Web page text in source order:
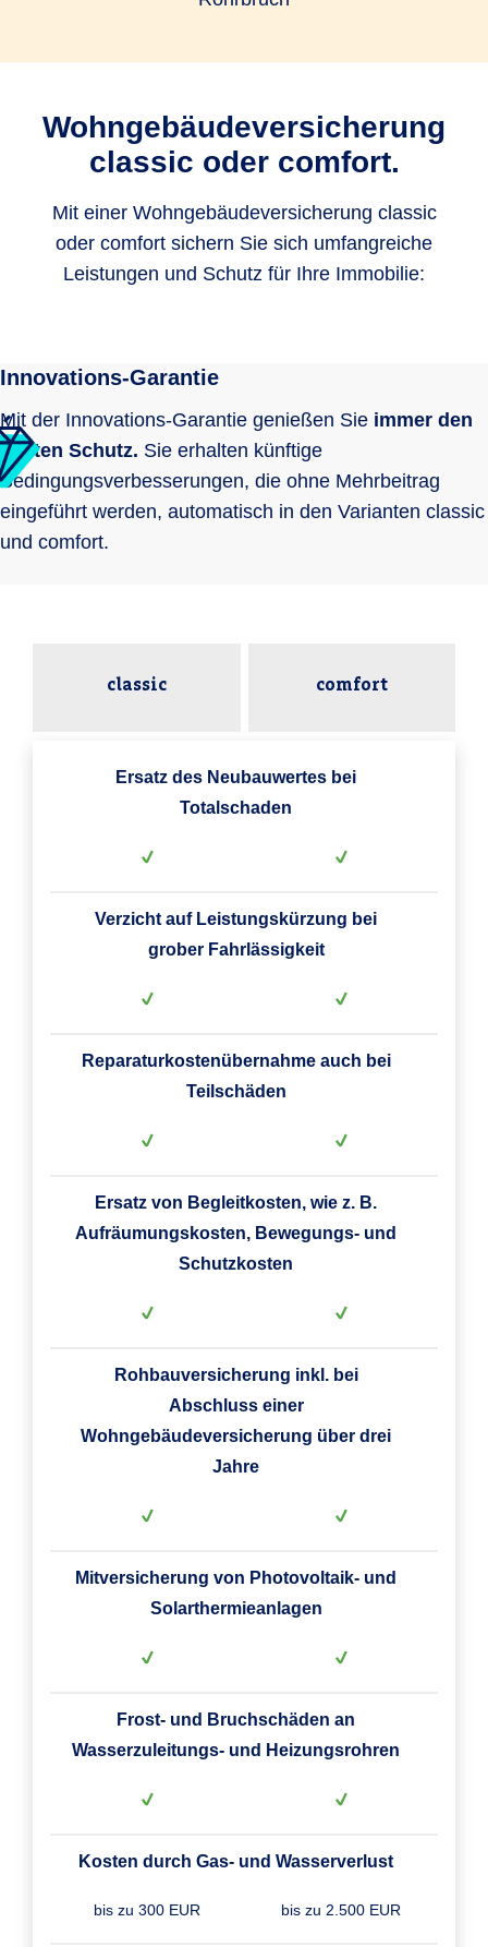
Wohngebäudeversicherung
classic oder comfort.
Mit einer Wohngebäudeversicherung classic
oder comfort sichern Sie sich umfangreiche
Leistungen und Schutz für Ihre Immobilie:
Innovations-Garantie
Mit der Innovations-Garantie genießen Sie immer den
besten Schutz. Sie erhalten künftige
Bedingungsverbesserungen, die ohne Mehrbeitrag
eingeführt werden, automatisch in den Varianten classic
und comfort.
classic comfort
Ersatz des Neubauwertes bei
Totalschaden
Verzicht auf Leistungskürzung bei
grober Fahrlässigkeit
Reparaturkostenübernahme auch bei
Teilschäden
Ersatz von Begleitkosten, wie z. B.
Aufräumungskosten, Bewegungs- und
Schutzkosten
Rohbauversicherung inkl. bei
Abschluss einer
Wohngebäudeversicherung über drei
Jahre
Mitversicherung von Photovoltaik- und
Solarthermieanlagen
Frost- und Bruchschäden an
Wasserzuleitungs- und Heizungsrohren
Kosten durch Gas- und Wasserverlust
bis zu 300 EUR bis zu 2.500 EUR